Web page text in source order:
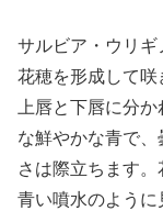
サルビア・ウリ
花穂を形成して咲
上唇と下唇に分
な鮮やかな青で
さは際立ちます
青い噴水のよう